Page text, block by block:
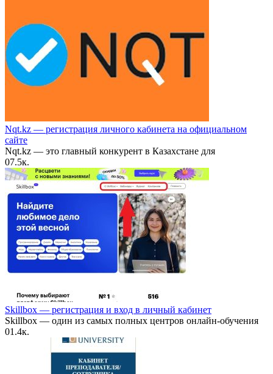
Nqt.kz — регистрация личного кабинета на официальном
сайте
Nqt.kz — это главный конкурент в Казахстане для
07.5к.
Skillbox — регистрация и вход в личный кабинет
Skillbox — один из самых полных центров онлайн-обучения
01.4к.